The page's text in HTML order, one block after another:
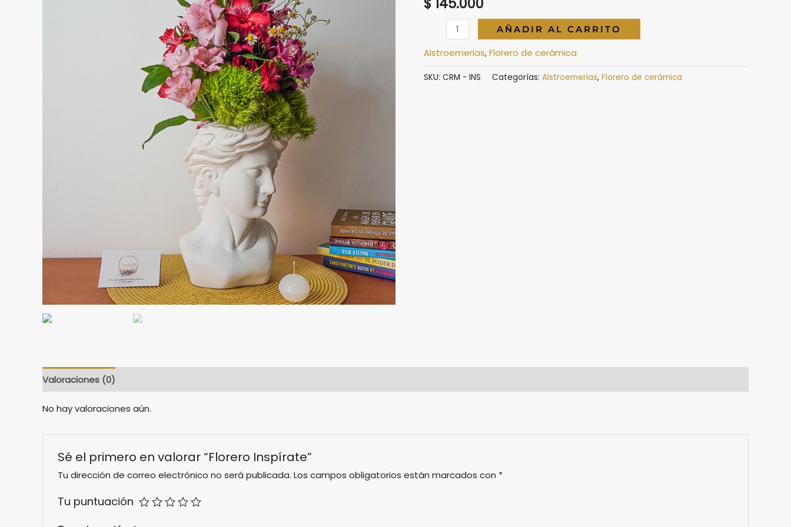
Inspírate
cantidad
AÑADIR AL CARRITO
Alstroemerias,Florero de cerámica
SKU: CRM - INS Categorías: Alstroemerias, Florero de cerámica
Valoraciones (0)
No hay valoraciones aún.
Sé el primero en valorar “Florero Inspírate”
Tu dirección de correo electrónico no será publicada. Los campos obligatorios están marcados con *
Tu puntuación